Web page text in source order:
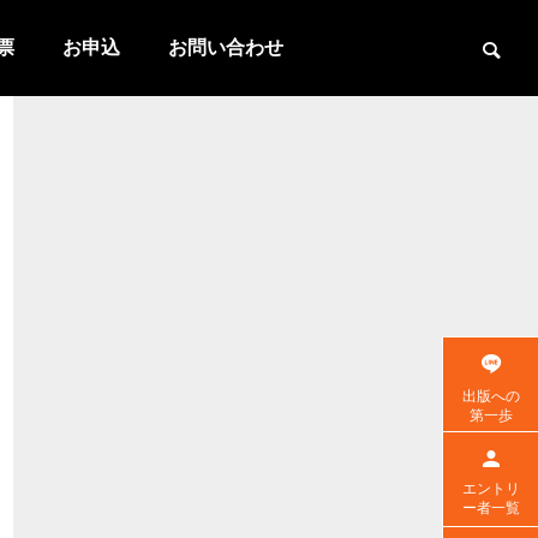
お申込 お問い合わせ
出版への
第一歩
エントリ
ー者一覧